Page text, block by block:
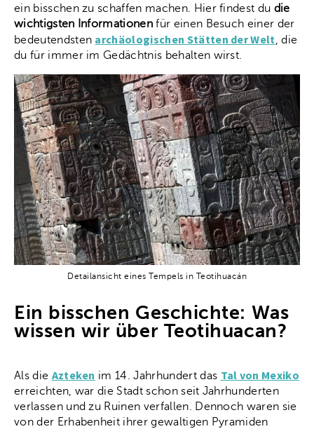
ein bisschen zu schaffen machen. Hier findest du die
wichtigsten Informationen für einen Besuch einer der
bedeutendsten archäologischen Stätten der Welt, die
du für immer im Gedächtnis behalten wirst.
Detailansicht eines Tempels in Teotihuacán
Ein bisschen Geschichte: Was
wissen wir über Teotihuacan?
Als die Azteken im 14. Jahrhundert das Tal von Mexiko
erreichten, war die Stadt schon seit Jahrhunderten
verlassen und zu Ruinen verfallen. Dennoch waren sie
von der Erhabenheit ihrer gewaltigen Pyramiden